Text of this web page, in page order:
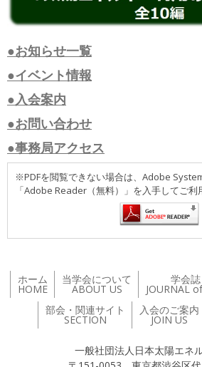
●お知らせ一覧
●イベント情報
●入会案内
●お問い合わせ
●事務局アクセス
※PDFを閲覧できない場合は、Adobe
「Adobe Reader（無料）」を入手してご利
ホーム
HOME
当学会について
ABOUT US
学会誌
JOURNAL of
部会・関連サイト
SECTION
入会のご案内
JOIN US
一般社団法人日本太陽エネ